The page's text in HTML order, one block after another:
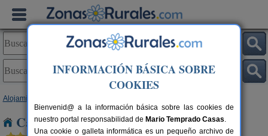
Alojamientos
Casas rurales baratas en Tarragona
INFORMACIÓN BÁSICA SOBRE
COOKIES
Bienvenid@ a la información básica sobre las cookies de
nuestro portal responsabilidad de Mario Temprado Casas.
Una cookie o galleta informática es un pequeño archivo de